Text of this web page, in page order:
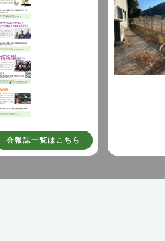
会報誌一覧はこちら